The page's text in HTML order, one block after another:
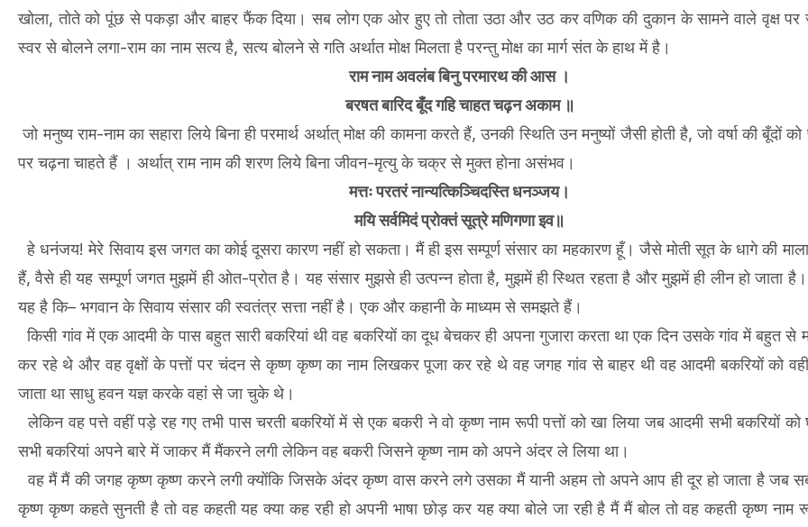
खोला, तोते को पूंछ से पकड़ा और बाहर फैंक दिया। सब लोग एक ओर हुए तो तोता उठा और उठ कर वणिक की दुकान के सामने वाले वृक्ष
स्वर से बोलने लगा-राम का नाम सत्य है, सत्य बोलने से गति अर्थात मोक्ष मिलता है परन्तु मोक्ष का मार्ग संत के हाथ में है।
राम नाम अवलंब बिनु परमारथ की आस ।
बरषत बारिद बूँद गहि चाहत चढ़न अकाम ॥
जो मनुष्य राम-नाम का सहारा लिये बिना ही परमार्थ अर्थात् मोक्ष की कामना करते हैं, उनकी स्थिति उन मनुष्यों जैसी होती है, जो वर्षा की
पर चढ़ना चाहते हैं । अर्थात् राम नाम की शरण लिये बिना जीवन-मृत्यु के चक्र से मुक्त होना असंभव।
मत्तः परतरं नान्यत्किञ्चिदस्ति धनञ्जय।
मयि सर्वमिदं प्रोक्तं सूत्रे मणिगणा इव॥
हे धनंजय! मेरे सिवाय इस जगत का कोई दूसरा कारण नहीं हो सकता। मैं ही इस सम्पूर्ण संसार का महकारण हूँ। जैसे मोती सूत के धागे की माला
हैं, वैसे ही यह सम्पूर्ण जगत मुझमें ही ओत-प्रोत है। यह संसार मुझसे ही उत्पन्न होता है, मुझमें ही स्थित रहता है और मुझमें ही लीन हो जाता है।
यह है कि– भगवान के सिवाय संसार की स्वतंत्र सत्ता नहीं है। एक और कहानी के माध्यम से समझते हैं।
किसी गांव में एक आदमी के पास बहुत सारी बकरियां थी वह बकरियों का दूध बेचकर ही अपना गुजारा करता था एक दिन उसके गांव में बहुत से
कर रहे थे और वह वृक्षों के पत्तों पर चंदन से कृष्ण कृष्ण का नाम लिखकर पूजा कर रहे थे वह जगह गांव से बाहर थी वह आदमी बकरियों को
जाता था साधु हवन यज्ञ करके वहां से जा चुके थे।
लेकिन वह पत्ते वहीं पड़े रह गए तभी पास चरती बकरियों में से एक बकरी ने वो कृष्ण नाम रूपी पत्तों को खा लिया जब आदमी सभी बकरियों
सभी बकरियां अपने बारे में जाकर मैं मैंकरने लगी लेकिन वह बकरी जिसने कृष्ण नाम को अपने अंदर ले लिया था।
वह मैं मैं की जगह कृष्ण कृष्ण करने लगी क्योंकि जिसके अंदर कृष्ण वास करने लगे उसका मैं यानी अहम तो अपने आप ही दूर हो जाता है जब
कृष्ण कृष्ण कहते सुनती है तो वह कहती यह क्या कह रही हो अपनी भाषा छोड़ कर यह क्या बोले जा रही है मैं मैं बोल तो वह कहती कृष्ण नाम